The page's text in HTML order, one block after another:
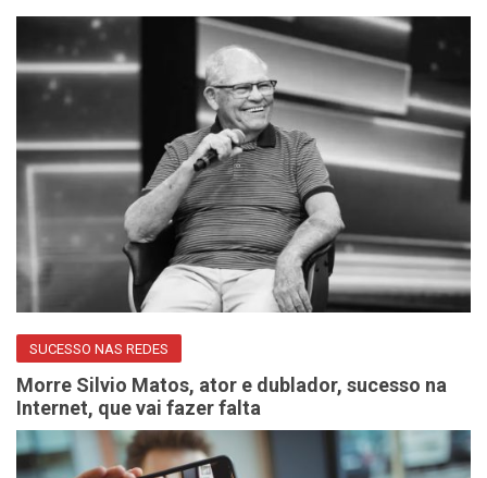
SUCESSO NAS REDES
Morre Silvio Matos, ator e dublador, sucesso na
Internet, que vai fazer falta